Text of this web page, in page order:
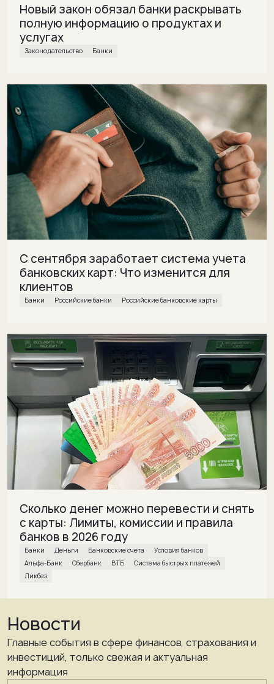
Новый закон обязал банки раскрывать
полную информацию о продуктах и
услугах
законодательство банки
С сентября заработает система учета
банковских карт: Что изменится для
клиентов
банки Российские банки Российские банковские карты
Сколько денег можно перевести и снять
с карты: Лимиты, комиссии и правила
банков в 2026 году
банки деньги банковские счета
условия банков
Альфа-Банк
Сбербанк ВТБ
Система быстрых платежей
Ликбез
Новости
Главные события в сфере финансов, страхования и
инвестиций, только свежая и актуальная
информация